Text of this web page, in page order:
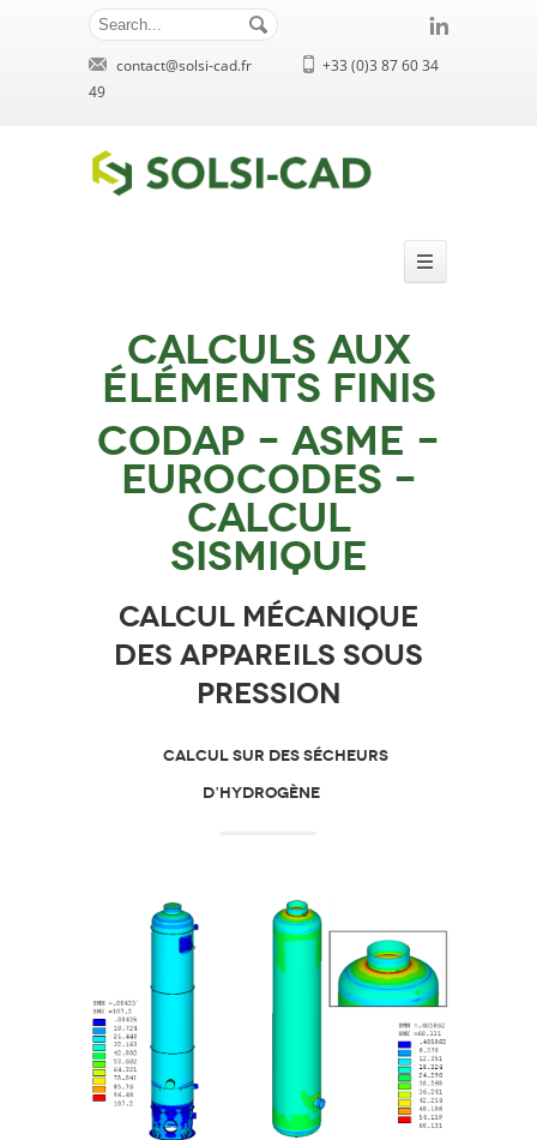
contact@solsi-cad.fr
+33 (0)3 87 60 34
49
Calculs aux
éléments finis
CODAP – ASME –
EUROCODES –
Calcul
sismique
Calcul mécanique
des appareils sous
pression
CALCUL SUR DES SÉCHEURS
D’HYDROGÈNE